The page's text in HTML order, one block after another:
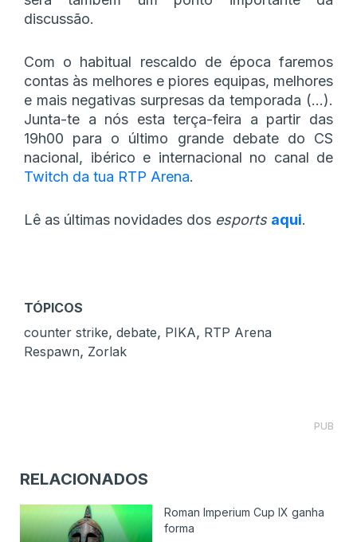
discussão.
Com o habitual rescaldo de época faremos
contas às melhores e piores equipas, melhores
e mais negativas surpresas da temporada (…).
Junta-te a nós esta terça-feira a partir das
19h00 para o último grande debate do CS
nacional, ibérico e internacional no canal de
Twitch da tua RTP Arena.
Lê as últimas novidades dos esports aqui.
TÓPICOS
counter strike, debate, PIKA, RTP Arena
Respawn, Zorlak
PUB
RELACIONADOS
Roman Imperium Cup IX ganha
forma